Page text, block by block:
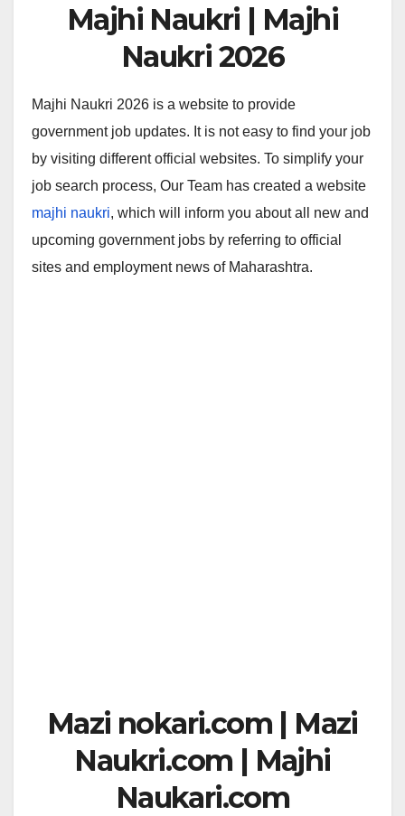
Majhi Naukri | Majhi
Naukri 2026
Majhi Naukri 2026 is a website to provide
government job updates. It is not easy to find your job
by visiting different official websites. To simplify your
job search process, Our Team has created a website
majhi naukri, which will inform you about all new and
upcoming government jobs by referring to official
sites and employment news of Maharashtra.
Mazi nokari.com | Mazi
Naukri.com | Majhi
Naukari.com